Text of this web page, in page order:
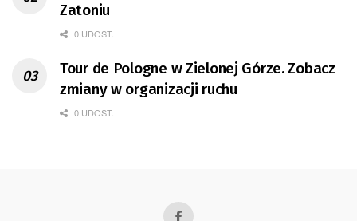
Zatoniu
0 UDOST.
Tour de Pologne w Zielonej Górze. Zobacz
zmiany w organizacji ruchu
0 UDOST.